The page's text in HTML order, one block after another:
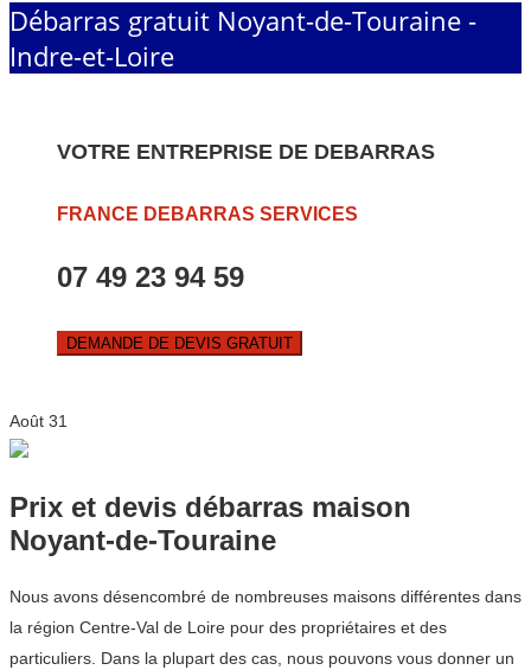
Débarras gratuit Noyant-de-Touraine -
Indre-et-Loire
VOTRE ENTREPRISE DE DEBARRAS
FRANCE DEBARRAS SERVICES
07 49 23 94 59
DEMANDE DE DEVIS GRATUIT
Août 31
Prix et devis débarras maison
Noyant-de-Touraine
Nous avons désencombré de nombreuses maisons différentes dans
la région Centre-Val de Loire pour des propriétaires et des
particuliers. Dans la plupart des cas, nous pouvons vous donner un